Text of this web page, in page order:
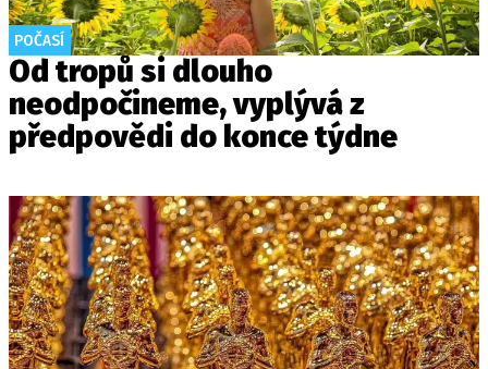
POČASÍ
Od tropů si dlouho
neodpočineme, vyplývá z
předpovědi do konce týdne